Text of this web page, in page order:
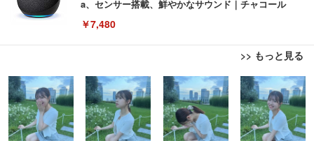
a、センサー搭載、鮮やかなサウンド｜チャコール
￥7,480
>> もっと見る
[EdoErgo] オフィスチェア 椅子 テレワーク 疲れな
い 跳ね上げ式アームレスト コンパクト 約105度ロッ
キング pc 事務椅子 360度回転 座面昇降 強化ナイロ
ン樹脂ベース 通気性メッシュ 在宅ワーク H-WY01
(黒網+黒枠+黒足)
￥5,699
EIZO ビジネス向けプレミアムモニター | FlexScan
EV3240X-WT | 31.5型4K UHD・USB Type-C・ホワ
イト
￥105,595
Amazonベーシック ペットシーツ 薄型 レギュラー 1
回使い捨て 無香料 ホワイト 300枚
￥3,373